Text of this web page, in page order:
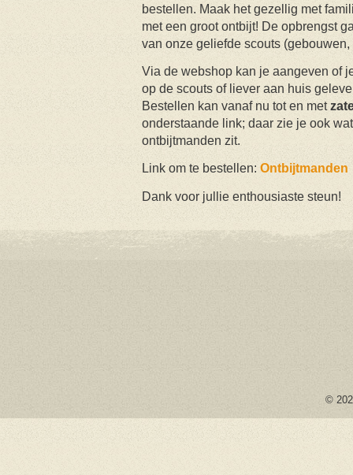
bestellen. Maak het gezellig met
met een groot ontbijt! De opbrengst
van onze geliefde scouts
Via de webshop kan je aangeven of
op de scouts of liever aan huis
Bestellen kan vanaf nu tot en met
onderstaande link; daar zie je ook
ontbijtmanden zit.
Link om te bestellen: Ontbijtmanden
Dank voor jullie enthousiaste steun!
©